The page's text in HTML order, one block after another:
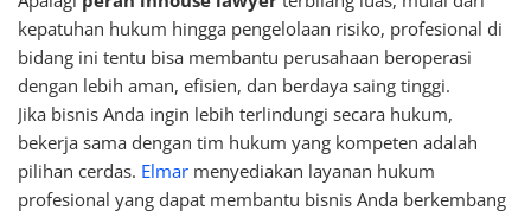
kepatuhan hukum hingga pengelolaan risiko, profesional di
bidang ini tentu bisa membantu perusahaan beroperasi
dengan lebih aman, efisien, dan berdaya saing tinggi.
Jika bisnis Anda ingin lebih terlindungi secara hukum,
bekerja sama dengan tim hukum yang kompeten adalah
pilihan cerdas. Elmarmenyediakan layanan hukum
profesional yang dapat membantu bisnis Anda berkembang